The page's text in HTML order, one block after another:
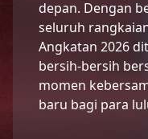
depan. Dengan
seluruh
Angkatan 2026
bersih-bersih
momen
baru bagi para